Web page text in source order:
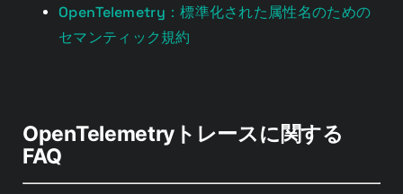
OpenTelemetry：標準化された属性名のための
セマンティック規約
OpenTelemetryトレースに関する
FAQ